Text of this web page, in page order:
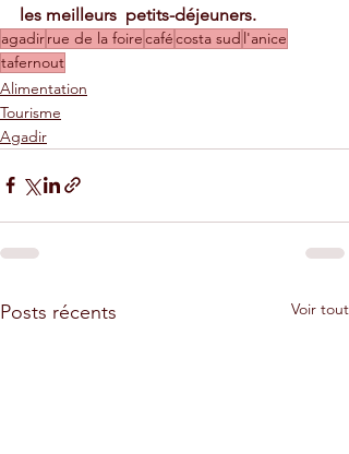
les meilleurs  petits-déjeuners.
agadirrue de la foirecafécosta sud l'anice
tafernout
Alimentation
Tourisme
Agadir
Posts récents Voir tout